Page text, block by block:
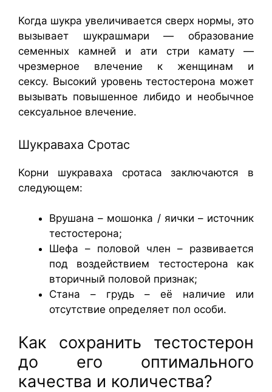
Когда шукра увеличивается сверх нормы, это
вызывает шукрашмари — образование
семенных камней и ати стри камату —
чрезмерное влечение к женщинам и
сексу. Высокий уровень тестостерона может
вызывать повышенное либидо и необычное
сексуальное влечение.
Шукраваха Сротас
Корни шукраваха сротаса заключаются в
следующем:
Врушана – мошонка / яички – источник
тестостерона;
Шефа – половой член – развивается
под воздействием тестостерона как
вторичный половой признак;
Стана – грудь – её наличие или
отсутствие определяет пол особи.
Как сохранить тестостерон
до его оптимального
качества и количества?